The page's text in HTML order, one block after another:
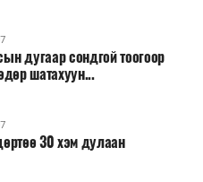
дугаар сондгой тоогоор
шатахуун...
30 хэм дулаан